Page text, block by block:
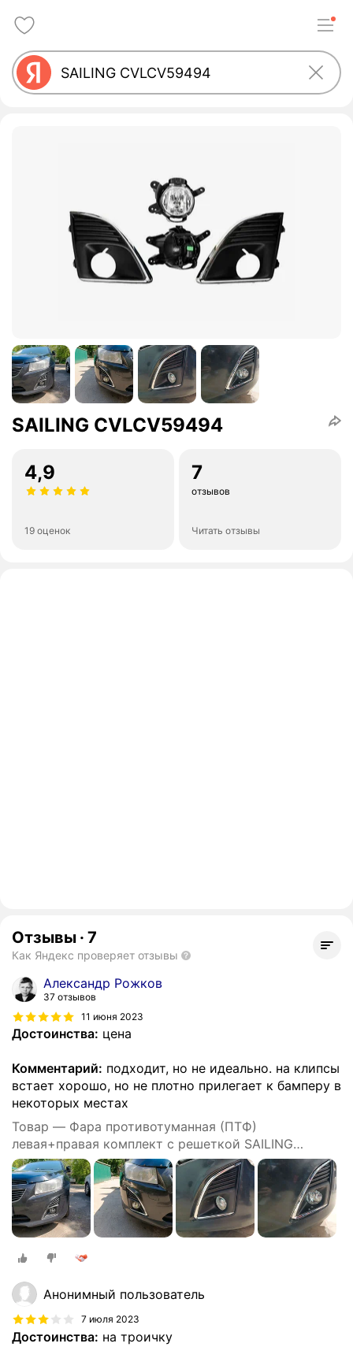
SAILING CVLCV59494
4,9
19 оценок
7
отзывов
Читать отзывы
Отзывы · 7
Как Яндекс проверяет отзывы
Александр Рожков
37 отзывов
11 июня 2023
Достоинства: цена
Комментарий: подходит, но не идеально. на клипсы
встает хорошо, но не плотно прилегает к бамперу в
некоторых местах
Товар — Фара противотуманная (ПТФ)
левая+правая комплект с решеткой SAILING
CVLCV59494 для Chevrolet Cruze J300 2009-2016
Анонимный пользователь
7 июля 2023
Достоинства: на троичку